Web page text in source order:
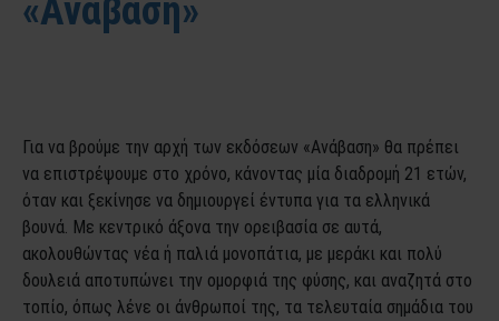
«Ανάβαση»
Για να βρούμε την αρχή των εκδόσεων «Ανάβαση» θα πρέπει
να επιστρέψουμε στο χρόνο, κάνοντας μία διαδρομή 21 ετών,
όταν και ξεκίνησε να δημιουργεί έντυπα για τα ελληνικά
βουνά. Με κεντρικό άξονα την ορειβασία σε αυτά,
ακολουθώντας νέα ή παλιά μονοπάτια, με μεράκι και πολύ
δουλειά αποτυπώνει την ομορφιά της φύσης, και αναζητά στο
τοπίο, όπως λένε οι άνθρωποί της, τα τελευταία σημάδια του